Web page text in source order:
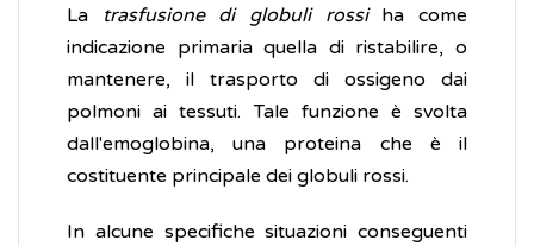
La trasfusione di globuli rossiha come
indicazione primaria quella di ristabilire, o
mantenere, il trasporto di ossigeno dai
polmoni ai tessuti. Tale funzione è svolta
dall'emoglobina, una proteina che è il
costituente principale dei globuli rossi.
In alcune specifiche situazioni conseguenti